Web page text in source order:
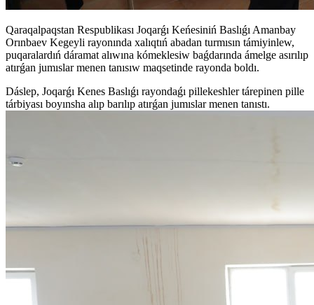
Qaraqalpaqstan Respublikası Joqarǵı Keńesiniń Baslıǵı Amanbay
Orınbaev Kegeyli rayonında xalıqtıń abadan turmısın támiyinlew,
puqaralardıń dáramat alıwına kómeklesiw baǵdarında ámelge asırılıp
atırǵan jumıslar menen tanısıw maqsetinde rayonda boldı.
Dáslep, Joqarǵı Kenes Baslıǵı rayondaǵı pillekeshler tárepinen pille
tárbiyası boyınsha alıp barılıp atırǵan jumıslar menen tanıstı.